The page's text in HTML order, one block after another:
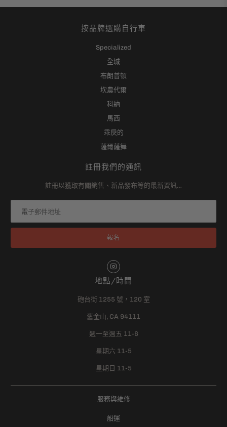
按品牌選購自行車
Specialized
全城
布朗普頓
坎農代爾
科納
馬西
乖戾的
薩爾薩舞
註冊我們的通訊
註冊以獲取有關銷售、新品發布等的最新資訊…
地點/時間
砲台街 1255 號，120 室
舊金山, CA 94111
週一至週五 11-6
星期六 11-5
星期日 11-5
服務與維修
船運